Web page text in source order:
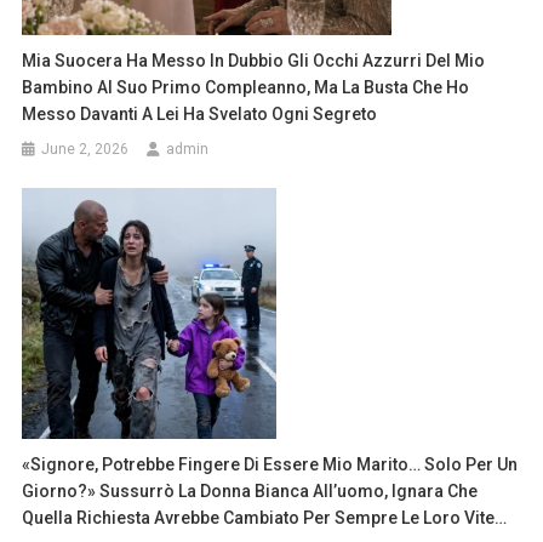
Mia Suocera Ha Messo In Dubbio Gli Occhi Azzurri Del Mio
Bambino Al Suo Primo Compleanno, Ma La Busta Che Ho
Messo Davanti A Lei Ha Svelato Ogni Segreto
June 2, 2026 admin
«Signore, Potrebbe Fingere Di Essere Mio Marito… Solo Per Un
Giorno?» Sussurrò La Donna Bianca All’uomo, Ignara Che
Quella Richiesta Avrebbe Cambiato Per Sempre Le Loro Vite…